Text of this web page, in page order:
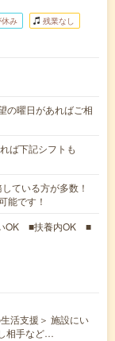
み 残業なし
の曜日があればご相
ば下記シフトも
ている方が多数！
能です！
OK ■扶養内OK ■
活支援＞ 施設にい
相手など…